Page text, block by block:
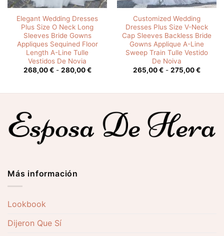
Elegant Wedding Dresses
Plus Size O Neck Long
Sleeves Bride Gowns
Appliques Sequined Floor
Length A-Line Tulle
Vestidos De Novia
268,00€ - 280,00€Rango
268,00 €
Customized Wedding
Dresses Plus Size V-Neck
Cap Sleeves Backless Bride
Gowns Applique A-Line
Sweep Train Tulle Vestido
De Noiva
265,00€ - 275,00€Rango
€
Más información
Lookbook
Dijeron Que Sí